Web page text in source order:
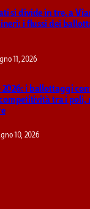
si divide in tre, a
i flussi dei
11, 2026
i ballottaggi
tra i poli,
10, 2026